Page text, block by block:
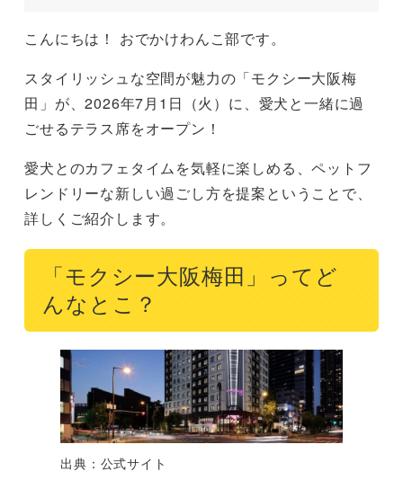
こんにちは！ おでかけわんこ部です。
スタイリッシュな空間が魅力の「モクシー大阪梅
田」が、2026年7月1日（火）に、愛犬と一緒に過
ごせるテラス席をオープン！
愛犬とのカフェタイムを気軽に楽しめる、ペットフ
レンドリーな新しい過ごし方を提案ということで、
詳しくご紹介します。
「モクシー大阪梅田」ってど
んなとこ？
出典：公式サイト